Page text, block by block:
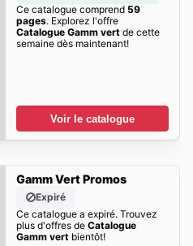
Ce catalogue comprend 59
pages. Explorez l'offre
Catalogue Gamm vertde cette
semaine dès maintenant!
Voir le catalogue
Gamm Vert Promos
Expiré
Ce catalogue a expiré. Trouvez
plus d'offres de Catalogue
Gamm vertbientôt!